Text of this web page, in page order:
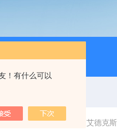
！有什么可以
意波信号发生器 APS-
：首页 资料下载 艾德克